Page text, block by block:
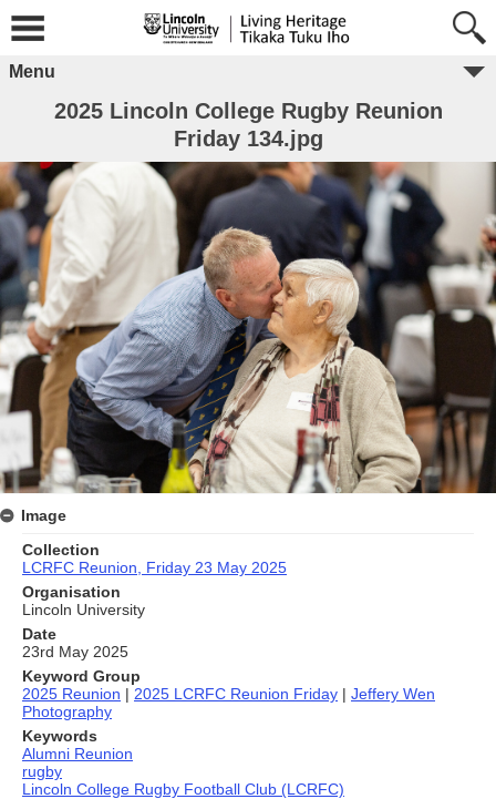
Menu
2025 Lincoln College Rugby Reunion
Friday 134.jpg
Image
Collection
LCRFC Reunion, Friday 23 May 2025
Organisation
Lincoln University
Date
23rd May 2025
Keyword Group
2025 Reunion | 2025 LCRFC Reunion Friday | Jeffery Wen
Photography
Keywords
Alumni Reunion
rugby
Lincoln College Rugby Football Club (LCRFC)